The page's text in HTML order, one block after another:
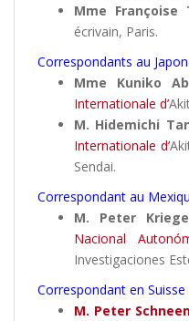
Mme Françoise
écrivain, Paris.
Correspondants au
Mme Kuniko
Internationale d’
M. Hidemichi
Internationale d’
Sendai.
Correspondant au
M. Peter
Nacional
Investigaciones
Correspondant en Suisse
M. Peter